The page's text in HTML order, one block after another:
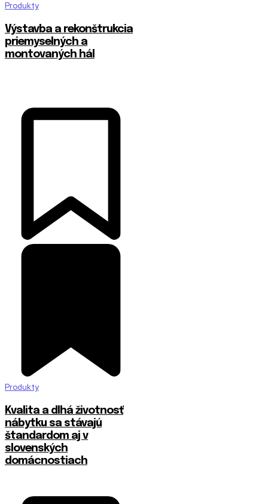
Produkty
Výstavba a rekonštrukcia
priemyselných a
montovaných hál
Produkty
​Kvalita a dlhá životnosť
nábytku sa stávajú
štandardom aj v
slovenských
domácnostiach